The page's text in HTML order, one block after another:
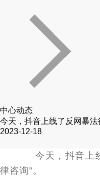
中心动态
今天，抖音上线了反网暴
2023-12-18
今天，抖音
律咨询”。